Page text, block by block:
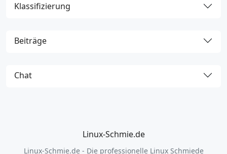
Klassifizierung
Beiträge
Chat
Linux-Schmie.de
Linux-Schmie.de - Die professionelle Linux Schmiede